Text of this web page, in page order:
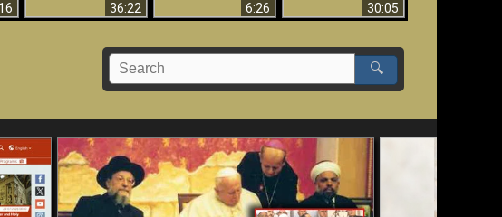
36:22
6:26
30:05
🔍